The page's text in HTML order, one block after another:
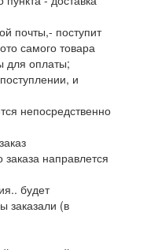
почты,- поступит
самого товара
для оплаты;
и
непосредственно
направлется
будет
заказали (в